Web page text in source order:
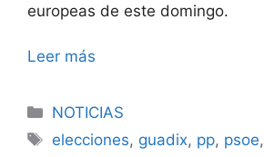
europeas de este domingo.
Leer más
Categorías
NOTICIAS
Etiquetas
elecciones, guadix, pp, psoe,